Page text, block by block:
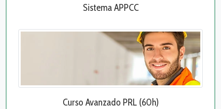
Sistema APPCC
Curso Avanzado PRL (60h)